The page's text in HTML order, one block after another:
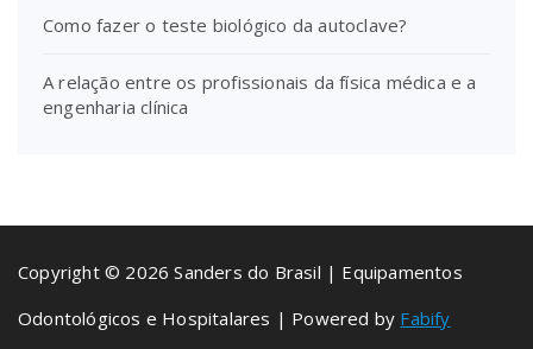
Como fazer o teste biológico da autoclave?
A relação entre os profissionais da física médica e a
engenharia clínica
Copyright © 2026 Sanders do Brasil | Equipamentos
Odontológicos e Hospitalares | Powered by Fabify